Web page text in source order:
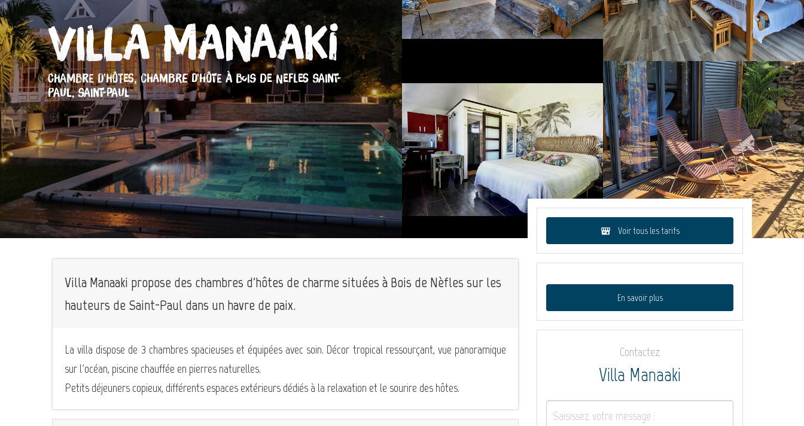
Villa Manaaki
CHAMBRE D'HÔTES,CHAMBRE D'HÔTE À BOIS DE NEFLES SAINT-
PAUL, SAINT-PAUL
Villa Manaaki propose des chambres d'hôtes de charme situées à Bois de Nèfles sur les
hauteurs de Saint-Paul dans un havre de paix.
La villa dispose de 3 chambres spacieuses et équipées avec soin. Décor tropical ressourçant, vue panoramique
sur l'océan, piscine chauffée en pierres naturelles.
Petits déjeuners copieux, différents espaces extérieurs dédiés à la relaxation et le sourire des hôtes.
Voir tous les tarifs
En savoir plus
Contactez
Villa Manaaki